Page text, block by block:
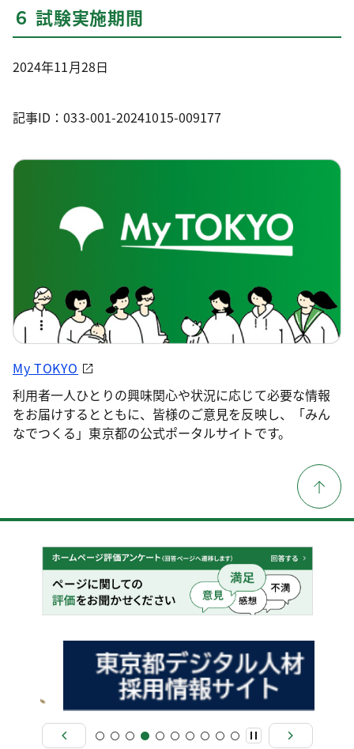
６ 試験実施期間
2024年11月28日
記事ID：033-001-20241015-009177
My TOKYO
利用者一人ひとりの興味関心や状況に応じて必要な情報
をお届けするとともに、皆様のご意見を反映し、「みん
なでつくる」東京都の公式ポータルサイトです。